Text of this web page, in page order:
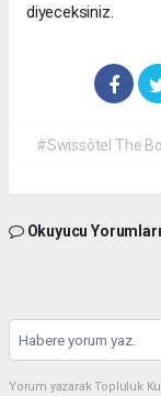
diyeceksiniz.
#Swissôtel The
Okuyucu Yorumları
Yorum yazarak Topluluk